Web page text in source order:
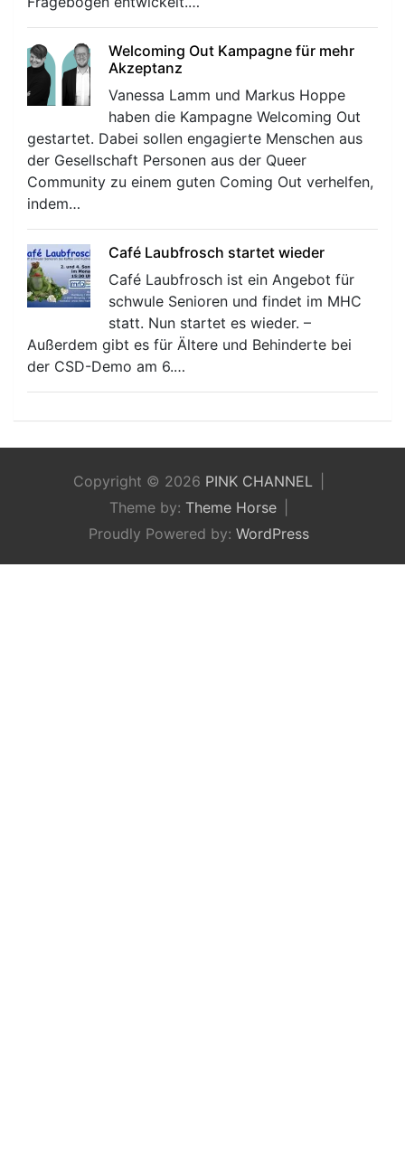
Welcoming Out Kampagne für mehr
Akzeptanz
Vanessa Lamm und Markus Hoppe
haben die Kampagne Welcoming Out
gestartet. Dabei sollen engagierte Menschen aus
der Gesellschaft Personen aus der Queer
Community zu einem guten Coming Out verhelfen,
indem…
Café Laubfrosch startet wieder
Café Laubfrosch ist ein Angebot für
schwule Senioren und findet im MHC
statt. Nun startet es wieder. –
Außerdem gibt es für Ältere und Behinderte bei
der CSD-Demo am 6.…
Copyright © 2026 PINK CHANNEL
Theme by: Theme Horse
Proudly Powered by: WordPress